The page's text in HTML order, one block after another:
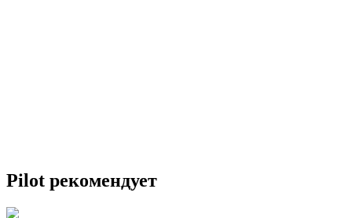
Pilot рекомендует